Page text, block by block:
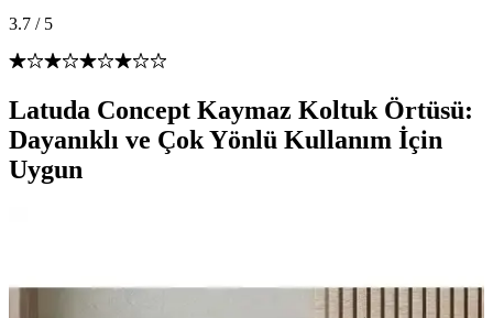
3.7 / 5
Latuda Concept Kaymaz Koltuk Örtüsü:
Dayanıklı ve Çok Yönlü Kullanım İçin
Uygun